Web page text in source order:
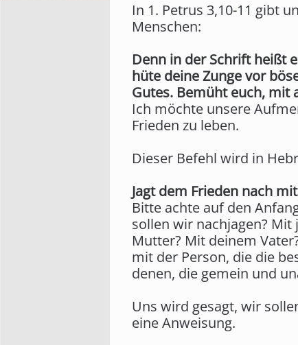
In 1. Petrus 3,10-11 gibt
Menschen:
Denn in der Schrift heißt
hüte deine Zunge vor
Gutes. Bemüht euch, mit
Ich möchte unsere
Frieden zu leben.
Dieser Befehl wird in
Jagt dem Frieden nach
Bitte achte auf den
sollen wir nachjagen?
Mutter? Mit deinem
mit der Person, die die
denen, die gemein und
Uns wird gesagt, wir
eine Anweisung.